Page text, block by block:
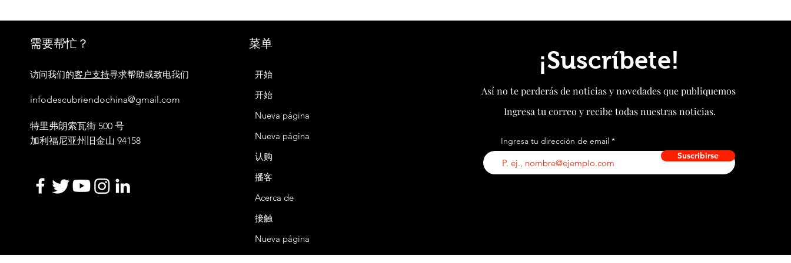
Latina
需要帮忙？
访问我们的客户支持寻求帮助或致电我们
infodescubriendochina@gmail.com
特里弗朗索瓦街 500 号
加利福尼亚州旧金山 94158
菜单
开始
开始
Nueva página
Nueva página
认购
播客
Acerca de
接触
Nueva página
¡Suscríbete!
Así no te perderás de noticias y novedades que publiquemos
Ingresa tu correo y recibe todas nuestras noticias.
Ingresa tu dirección de email
Suscribirse